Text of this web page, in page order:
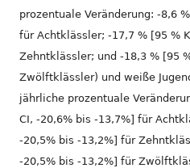
prozentuale Veränderung: -8,6
für Achtklässler; -17,7 % [95 %
Zehntklässler; und -18,3 % [95
Zwölftklässler) und weiße
jährliche prozentuale
CI, -20,6% bis -13,7%] für
-20,5% bis -13,2%] für
-20,5% bis -13,2%] für